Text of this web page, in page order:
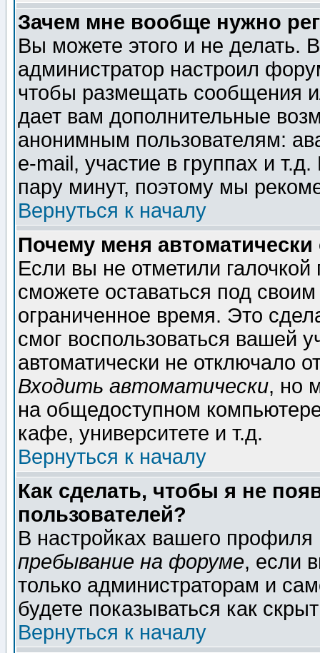
Зачем мне вообще нужно
Вы можете этого и не делать.
администратор настроил
чтобы размещать сообщения
дает вам дополнительные
анонимным пользователям:
e-mail, участие в группах и
пару минут, поэтому мы
Вернуться к началу
Почему меня автоматически
Если вы не отметили галочкой
сможете оставаться под
ограниченное время. Это
смог воспользоваться вашей
автоматически не отключало
Входить автоматически, но
на общедоступном
кафе, университете и т.д.
Вернуться к началу
Как сделать, чтобы я не
пользователей?
В настройках вашего
пребывание на форуме, если
только администраторам и
будете показываться как
Вернуться к началу